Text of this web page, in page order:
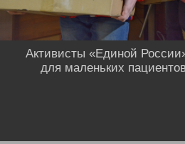
Активисты «Единой
для маленьких